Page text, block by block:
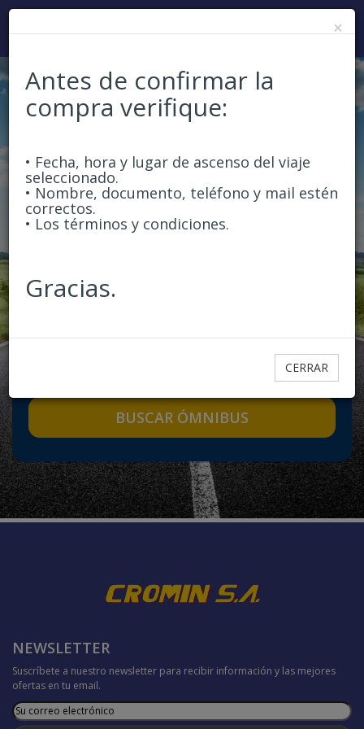
Ida y Vuelta Ida
Destino
Ida
NEWSLETTER
Suscríbete a nuestro newsletter para recibir información y las mejores
ofertas en tu email.
×
Antes de confirmar la
compra verifique:
• Fecha, hora y lugar de ascenso del viaje
seleccionado.
• Nombre, documento, teléfono y mail estén
correctos.
• Los términos y condiciones.
Gracias.
CERRAR